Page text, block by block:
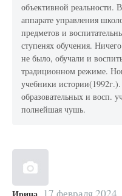
объективной реальности.
аппарате управления
предметов и
ступенях обучения.
не было, обучали и
традиционном режиме.
учебники
образовательных и восп.
полнейшая чушь.